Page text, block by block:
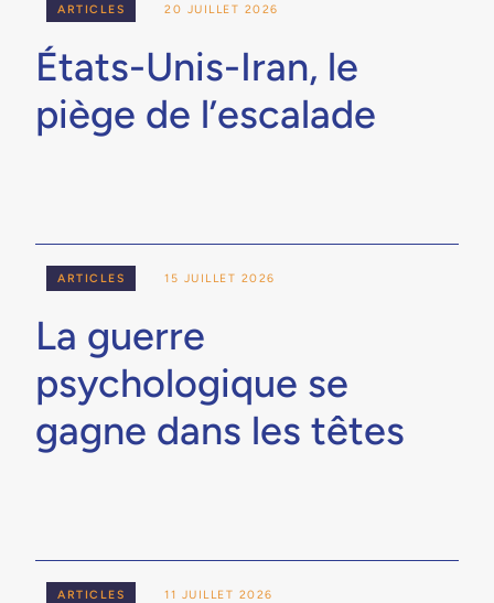
États-Unis-Iran, le
piège de l’escalade
20 JUILLET 2026
ARTICLES
La guerre
psychologique se
gagne dans les têtes
15 JUILLET 2026
ARTICLES
11 JUILLET 2026
ARTICLES